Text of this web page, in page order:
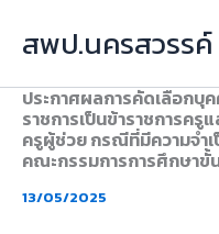
สพป.นครสวรรค์
ประกาศผลการคัดเลือกบุ
ราชการเป็นข้าราชการครู
ครูผู้ช่วย กรณีที่มีความจำ
คณะกรรมการการศึกษา
13/05/2025